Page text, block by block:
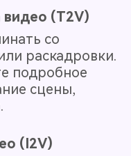
видео (T2V)
со
раскадровки.
подробное
сцены,
(I2V)